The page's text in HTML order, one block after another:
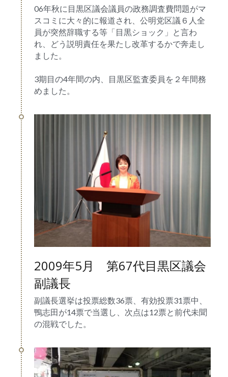
06年秋に目黒区議会議員の政務調査費問題がマ
スコミに大々的に報道され、公明党区議６人全
員が突然辞職する等「目黒ショック」と言わ
れ、どう説明責任を果たし改革するかで奔走し
ました。
3期目の4年間の内、目黒区監査委員を２年間務
めました。
2009年5月　第67代目黒区議会
副議長
副議長選挙は投票総数36票、有効投票31票中、
鴨志田が14票で当選し、次点は12票と前代未聞
の混戦でした。